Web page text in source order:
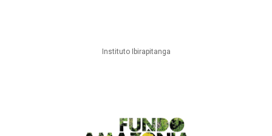
Instituto Ibirapitanga